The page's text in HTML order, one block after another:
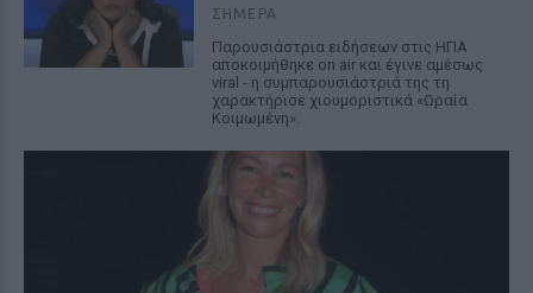
ΣΉΜΕΡΑ
Παρουσιάστρια ειδήσεων στις ΗΠΑ
αποκοιμήθηκε on air και έγινε αμέσως
viral - η συμπαρουσιάστριά της τη
χαρακτήρισε χιουμοριστικά «Ωραία
Κοιμωμένη».